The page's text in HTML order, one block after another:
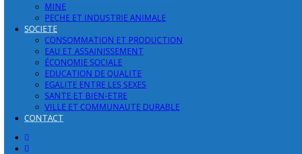
MINE
PECHE ET INDUSTRIE ANIMALE
SOCIETE
CONSOMMATION ET PRODUCTION
EAU ET ASSAINISSEMENT
ÉCONOMIE SOCIALE
EDUCATION DE QUALITE
EGALITE ENTRE LES SEXES
SANTE ET BIEN-ETRE
VILLE ET COMMUNAUTE DURABLE
CONTACT